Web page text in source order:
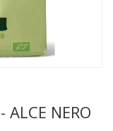
ALCE NERO